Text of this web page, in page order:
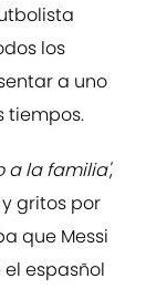
los
a uno
tiempos.
a la familia',
gritos por
que Messi
espasñol